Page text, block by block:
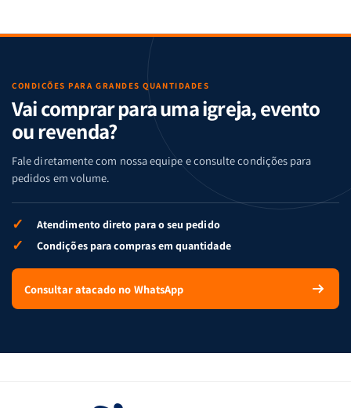
CONDIÇÕES PARA GRANDES QUANTIDADES
Vai comprar para uma igreja, evento
ou revenda?
Fale diretamente com nossa equipe e consulte condições para
pedidos em volume.
✓ Atendimento direto para o seu pedido
✓ Condições para compras em quantidade
Consultar atacado no WhatsApp